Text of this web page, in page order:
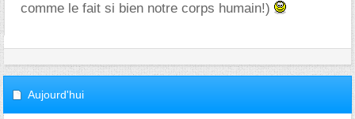
comme le fait si bien notre corps humain!)
Aujourd'hui